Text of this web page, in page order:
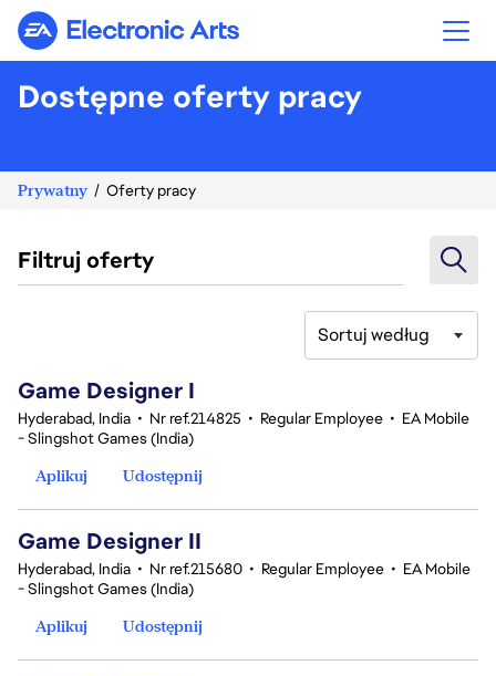
Electronic Arts
Dostępne oferty pracy
Prywatny Oferty pracy
Filtruj oferty
Sortuj według
Game Designer I
Hyderabad, India • Nr ref.214825 • Regular Employee • EA Mobile
- Slingshot Games (India)
Aplikuj
Udostępnij
Game Designer II
Hyderabad, India • Nr ref.215680 • Regular Employee • EA Mobile
- Slingshot Games (India)
Aplikuj
Udostępnij